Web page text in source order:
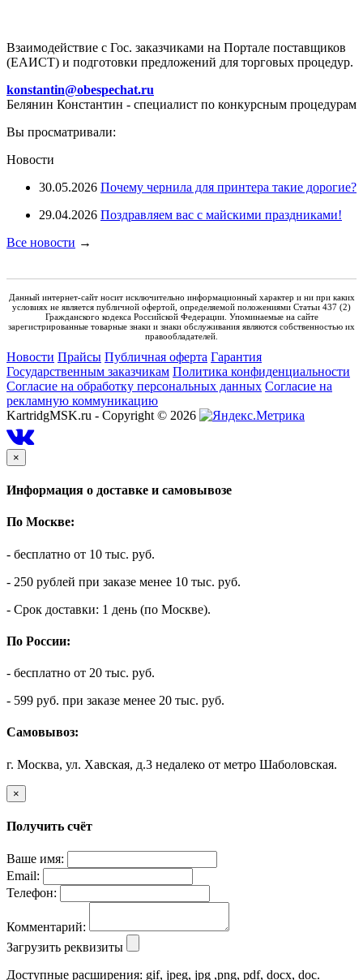
Взаимодействие с Гос. заказчиками на Портале поставщиков
(ЕАИСТ) и подготовки предложений для торговых процедур.
konstantin@obespechat.ru
Белянин Константин - специалист по конкурсным процедурам
Вы просматривали:
Новости
30.05.2026 Почему чернила для принтера такие дорогие?
29.04.2026 Поздравляем вас с майскими праздниками!
Все новости →
Данный интернет-сайт носит исключительно информационный характер и ни при каких
условиях не является публичной офертой, определяемой положениями Статьи 437 (2)
Гражданского кодекса Российской Федерации. Упоминаемые на сайте
зарегистрированные товарные знаки и знаки обслуживания являются собственностью их
правообладателей.
Новости Прайсы Публичная оферта Гарантия
Государственным заказчикам Политика конфиденциальности
Согласие на обработку персональных данных Согласие на
рекламную коммуникацию
KartridgMSK.ru - Copyright © 2026
×
Информация о доставке и самовывозе
По Москве:
- бесплатно от 10 тыс. руб.
- 250 рублей при заказе менее 10 тыс. руб.
- Срок доставки: 1 день (по Москве).
По России:
- бесплатно от 20 тыс. руб.
- 599 руб. при заказе менее 20 тыс. руб.
Самовывоз:
г. Москва, ул. Хавская, д.3 недалеко от метро Шаболовская.
×
Получить счёт
Ваше имя:
Email:
Телефон:
Комментарий:
Загрузить реквизиты
Доступные расширения: gif, jpeg, jpg ,png, pdf, docx, doc.